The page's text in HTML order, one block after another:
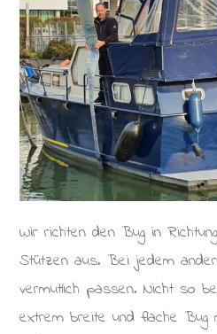
Wir richten den Bug in
Stützen aus. Bei jedem
vermutlich passen. Nicht so
extrem breite und flache Bug